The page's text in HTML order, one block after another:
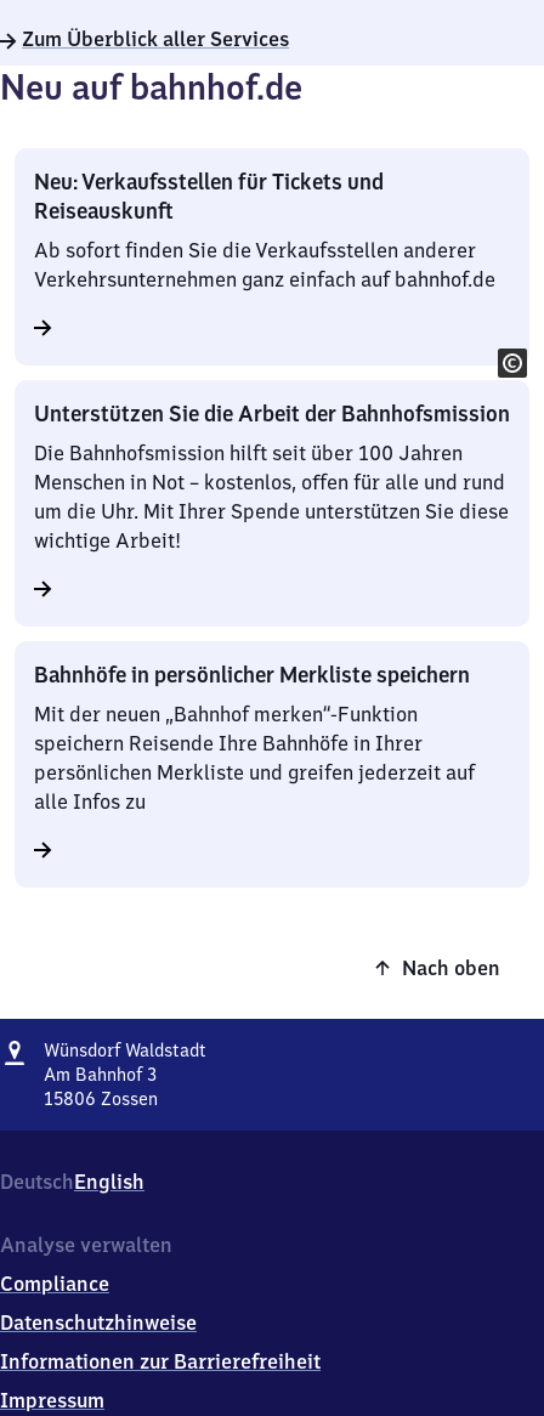
Zum Überblick aller Services
Neu auf bahnhof.de
Neu: Verkaufsstellen für Tickets und
Reiseauskunft
Ab sofort finden Sie die Verkaufsstellen anderer
Verkehrsunternehmen ganz einfach auf bahnhof.de
Unterstützen Sie die Arbeit der Bahnhofsmission
Die Bahnhofsmission hilft seit über 100 Jahren
Menschen in Not – kostenlos, offen für alle und rund
um die Uhr. Mit Ihrer Spende unterstützen Sie diese
wichtige Arbeit!
Bahnhöfe in persönlicher Merkliste speichern
Mit der neuen „Bahnhof merken“-Funktion
speichern Reisende Ihre Bahnhöfe in Ihrer
persönlichen Merkliste und greifen jederzeit auf
alle Infos zu
Nach oben
Adresse
Wünsdorf Waldstadt
Am Bahnhof 3
15806 Zossen
Am
Bahnhof
1
8
0
Zossen
DeutschEnglish
Analyse verwalten
Compliance
Datenschutzhinweise
Informationen zur Barrierefreiheit
Impressum